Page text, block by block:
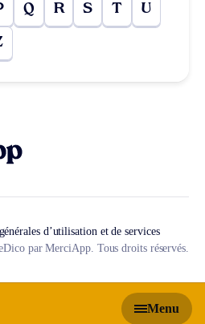
Menu
Q R S T U
d’utilisation et de services
par MerciApp. Tous droits réservés.